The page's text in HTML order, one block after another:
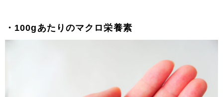
・100gあたりのマクロ栄養素